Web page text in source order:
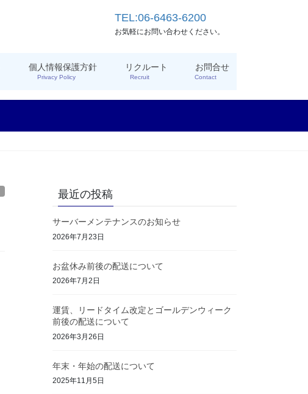
TEL:06-6463-6200
お気軽にお問い合わせください。
個人情報保護方針
Privacy Policy
リクルート
Recruit
お問合せ
Contact
最近の投稿
サーバーメンテナンスのお知らせ
2026年7月23日
お盆休み前後の配送について
2026年7月2日
運賃、リードタイム改定とゴールデンウィーク
前後の配送について
2026年3月26日
年末・年始の配送について
2025年11月5日